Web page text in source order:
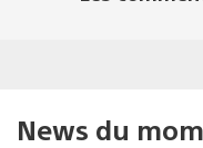
News du